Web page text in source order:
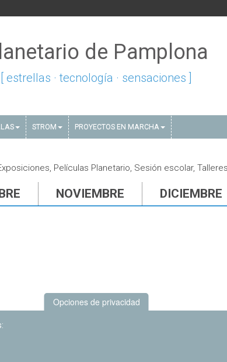
de Pamplona
[ estrellas · tecnología · sensaciones ]
STROM PROYECTOS EN MARCHA
Películas Planetario, Sesión escolar, Talleres
NOVIEMBRE DICIEMBRE
Opciones de privacidad